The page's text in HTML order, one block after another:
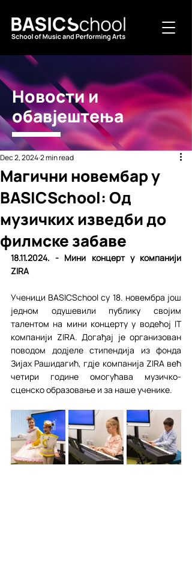
Новости и
обавјештења
Магични новембар у
BASICSchool: Од
музичких изведби до
филмске забаве
Dec 2, 20242 min read
18.11.2024. - Мини концерт у компанији
ZIRA
Ученици BASICSchool су 18. новембра још
једном одушевили публику својим
талентом на мини концерту у водећој IT
компанији ZIRA. Догађај је организован
поводом додјеле стипендија из фонда
Зијах Рашидагић, гдје компанија ZIRA већ
четири године омогућава музичко-
сценско образовање и за наше ученике.